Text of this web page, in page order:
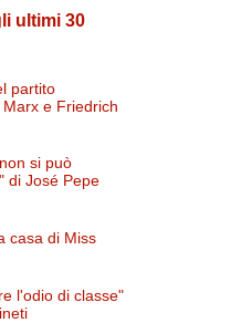
ultimi 30
partito
e Friedrich
si può
di José Pepe
casa di Miss
l'odio di classe"